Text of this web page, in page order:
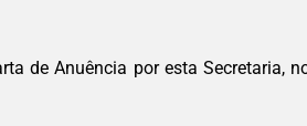
de Anuência por esta Secretaria,